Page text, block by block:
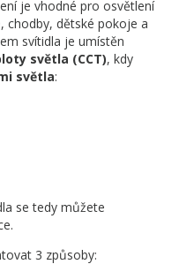
je vhodné pro osvětlení
chodby, dětské pokoje a
svítidla je umístěn
světla (CCT), kdy
světla:
se tedy můžete
3 způsoby: